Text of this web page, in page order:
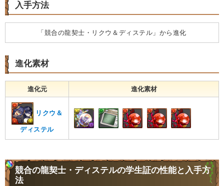
入手方法
「競合の龍契士・リクウ＆ディステル」から進化
進化素材
進化元 進化素材
リクウ＆
ディステル
競合の龍契士・ディステルの学生証の性能と入手方
法